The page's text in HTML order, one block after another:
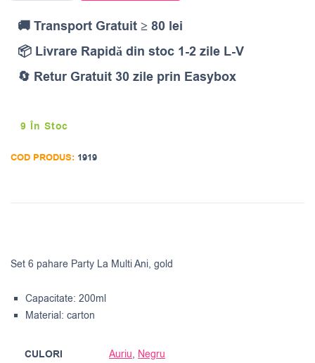
🚚 Transport Gratuit ≥ 80 lei
📦 Livrare Rapidă din stoc 1-2 zile L-V
🔄 Retur Gratuit 30 zile prin Easybox
9 În Stoc
COD PRODUS: 1919
Set 6 pahare Party La Multi Ani, gold
Capacitate: 200ml
Material: carton
CULORI Auriu, Negru